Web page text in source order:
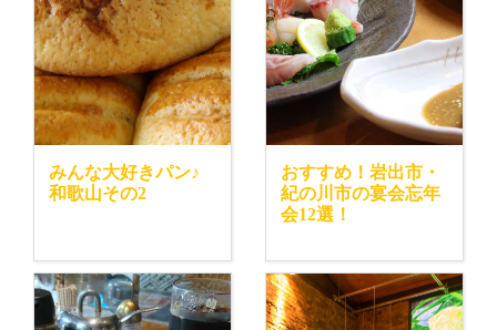
みんな大好きパン♪
和歌山その2
おすすめ！岩出市・
紀の川市の宴会忘年
会12選！